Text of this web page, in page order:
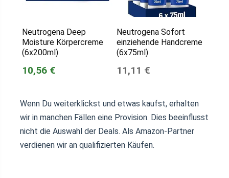
Neutrogena Deep
Moisture Körpercreme
(6x200ml)
10,56 €
Neutrogena Sofort
einziehende Handcreme
(6x75ml)
11,11 €
Wenn Du weiterklickst und etwas kaufst, erhalten
wir in manchen Fällen eine Provision. Dies beeinflusst
nicht die Auswahl der Deals. Als Amazon-Partner
verdienen wir an qualifizierten Käufen.